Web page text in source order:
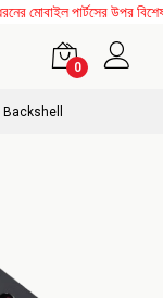
পার্টসের উপর
0